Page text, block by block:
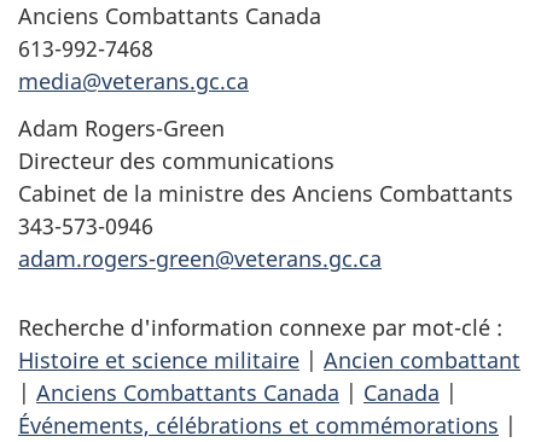
Anciens Combattants Canada
613-992-7468
media@veterans.gc.ca
Adam Rogers-Green
Directeur des communications
Cabinet de la ministre des Anciens Combattants
343-573-0946
adam.rogers-green@veterans.gc.ca
Recherche d'information connexe par mot-clé :
Histoire et science militaire | Ancien combattant
| Anciens Combattants Canada | Canada |
Événements, célébrations et commémorations |